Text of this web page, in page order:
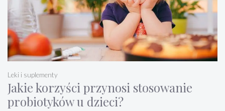
Jakie korzyści przynosi stosowanie
probiotyków u dzieci?
Leki i suplementy